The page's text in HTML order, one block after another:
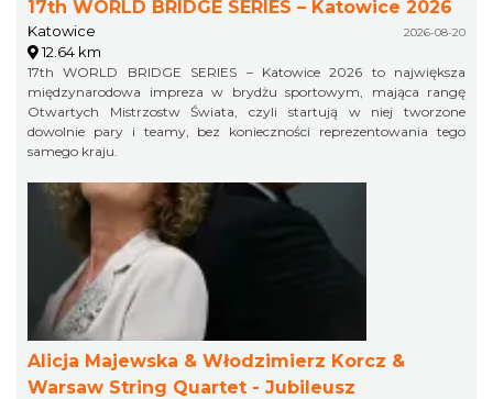
17th WORLD BRIDGE SERIES – Katowice 2026
Katowice 2026-08-20
12.64 km
17th WORLD BRIDGE SERIES – Katowice 2026 to największa
międzynarodowa impreza w brydżu sportowym, mająca rangę
Otwartych Mistrzostw Świata, czyli startują w niej tworzone
dowolnie pary i teamy, bez konieczności reprezentowania tego
samego kraju.
Alicja Majewska & Włodzimierz Korcz &
Warsaw String Quartet - Jubileusz